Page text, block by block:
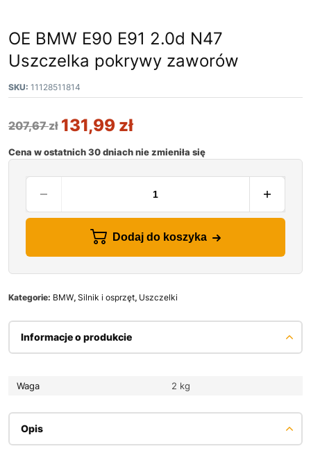
OE BMW E90 E91 2.0d N47
Uszczelka pokrywy zaworów
SKU: 11128511814
207,67zł 131,99 zł
Cena w ostatnich 30 dniach nie zmieniła się
Dodaj do koszyka
Kategorie: BMW, Silnik i osprzęt, Uszczelki
Informacje o produkcie
Waga 2 kg
Opis